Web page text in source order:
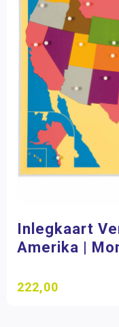
Inlegkaart
Amerika |
222,00